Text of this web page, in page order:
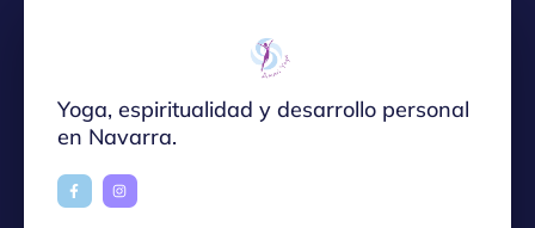
Yoga, espiritualidad y desarrollo personal
en Navarra.